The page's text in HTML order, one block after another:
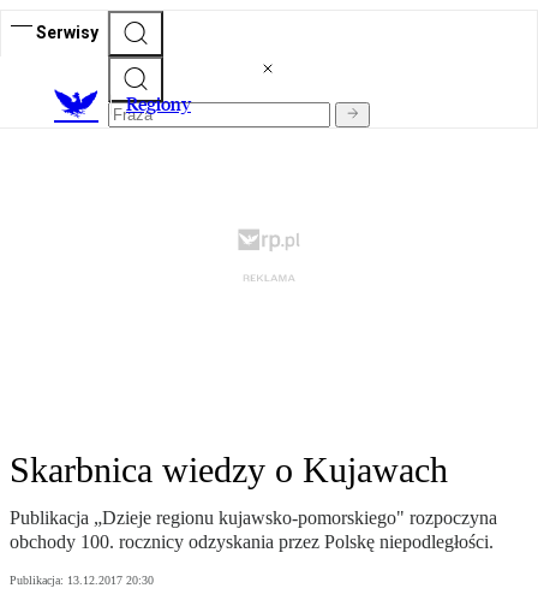
Serwisy
Regiony
Skarbnica wiedzy o Kujawach
Publikacja „Dzieje regionu kujawsko-pomorskiego" rozpoczyna
obchody 100. rocznicy odzyskania przez Polskę niepodległości.
Publikacja: 13.12.2017 20:30